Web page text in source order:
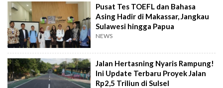
Pusat Tes TOEFL dan Bahasa
Asing Hadir di Makassar, Jangkau
Sulawesi hingga Papua
NEWS
Jalan Hertasning Nyaris Rampung!
Ini Update Terbaru Proyek Jalan
Rp2,5 Triliun di Sulsel